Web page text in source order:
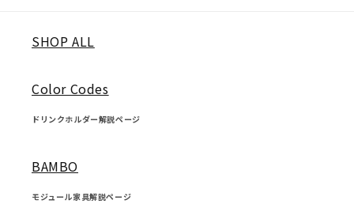
SHOP ALL
Color Codes
ドリンクホルダー解説ページ
BAMBO
モジュール家具解説ページ